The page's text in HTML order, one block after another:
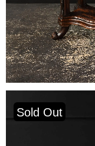
Sold Out